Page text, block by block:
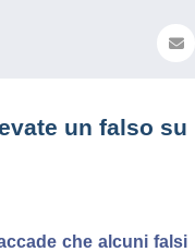
un falso su
che alcuni falsi